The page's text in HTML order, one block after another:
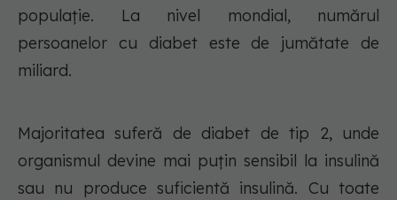
populație. La nivel mondial, numărul
persoanelor cu diabet este de jumătate de
miliard.
Majoritatea suferă de diabet de tip 2, unde
organismul devine mai puțin sensibil la insulină
sau nu produce suficientă insulină. Cu toate